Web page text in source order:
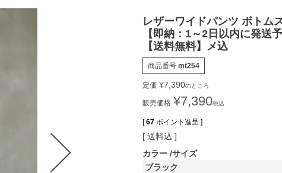
レザーワイドパンツ ボトム
【即納：1～2日以内に発送
【送料無料】メ込
商品番号 mt254
定価 ¥7,390のところ
販売価格 ¥7,390税込
[ 67 ポイント進呈 ]
送料込
カラー サイズ
ブラック